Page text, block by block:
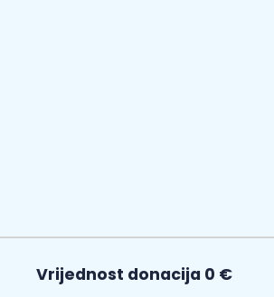
Vrijednost donacija 0 €